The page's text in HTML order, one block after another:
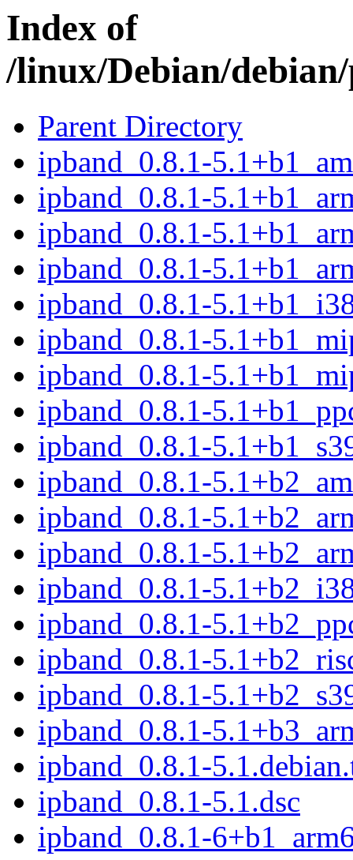
Index of
/linux/Debian/
Parent Directory
ipband_0.8.1-
ipband_0.8.1-
ipband_0.8.1-
ipband_0.8.1-
ipband_0.8.1-
ipband_0.8.1-
ipband_0.8.1-
ipband_0.8.1-
ipband_0.8.1-
ipband_0.8.1-
ipband_0.8.1-
ipband_0.8.1-
ipband_0.8.1-
ipband_0.8.1-
ipband_0.8.1-
ipband_0.8.1-
ipband_0.8.1-
ipband_0.8.1-
ipband_0.8.1-5.1.dsc
ipband_0.8.1-